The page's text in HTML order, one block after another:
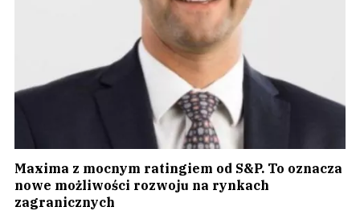
Maxima z mocnym ratingiem od S&P. To oznacza
nowe możliwości rozwoju na rynkach
zagranicznych